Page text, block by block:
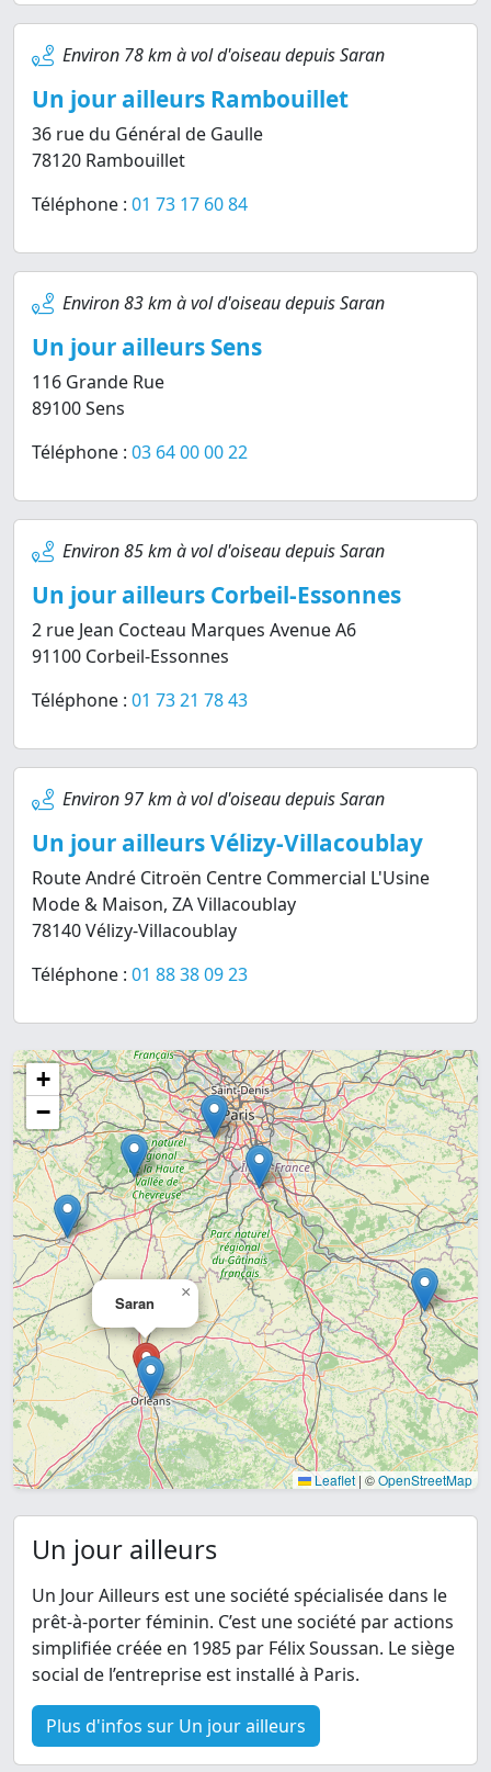
Environ 78 km à vol d'oiseau depuis Saran
Un jour ailleurs Rambouillet
36 rue du Général de Gaulle
78120 Rambouillet
Téléphone : 01 73 17 60 84
Environ 83 km à vol d'oiseau depuis Saran
Un jour ailleurs Sens
116 Grande Rue
89100 Sens
Téléphone : 03 64 00 00 22
Environ 85 km à vol d'oiseau depuis Saran
Un jour ailleurs Corbeil-Essonnes
2 rue Jean Cocteau Marques Avenue A6
91100 Corbeil-Essonnes
Téléphone : 01 73 21 78 43
Environ 97 km à vol d'oiseau depuis Saran
Un jour ailleurs Vélizy-Villacoublay
Route André Citroën Centre Commercial L'Usine
Mode & Maison, ZA Villacoublay
78140 Vélizy-Villacoublay
Téléphone : 01 88 38 09 23
Saran
×
+
−
Leaflet | ©OpenStreetMap
Un jour ailleurs
Un Jour Ailleurs est une société spécialisée dans le
prêt-à-porter féminin. C’est une société par actions
simplifiée créée en 1985 par Félix Soussan. Le siège
social de l’entreprise est installé à Paris.
Plus d'infos sur Un jour ailleurs